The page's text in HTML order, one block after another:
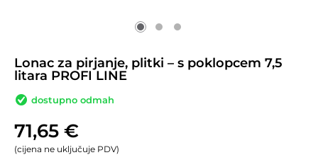
Lonac za pirjanje, plitki – s poklopcem 7,5
litara PROFI LINE
dostupno odmah
71,65 €
(cijena ne uključuje PDV)